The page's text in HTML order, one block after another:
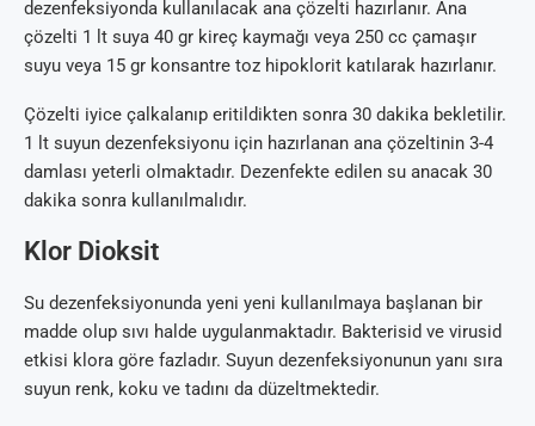
dezenfeksiyonda kullanılacak ana çözelti hazırlanır. Ana
çözelti 1 lt suya 40 gr kireç kaymağı veya 250 cc çamaşır
suyu veya 15 gr konsantre toz hipoklorit katılarak hazırlanır.
Çözelti iyice çalkalanıp eritildikten sonra 30 dakika bekletilir.
1 lt suyun dezenfeksiyonu için hazırlanan ana çözeltinin 3-4
damlası yeterli olmaktadır. Dezenfekte edilen su anacak 30
dakika sonra kullanılmalıdır.
Klor Dioksit
Su dezenfeksiyonunda yeni yeni kullanılmaya başlanan bir
madde olup sıvı halde uygulanmaktadır. Bakterisid ve virusid
etkisi klora göre fazladır. Suyun dezenfeksiyonunun yanı sıra
suyun renk, koku ve tadını da düzeltmektedir.